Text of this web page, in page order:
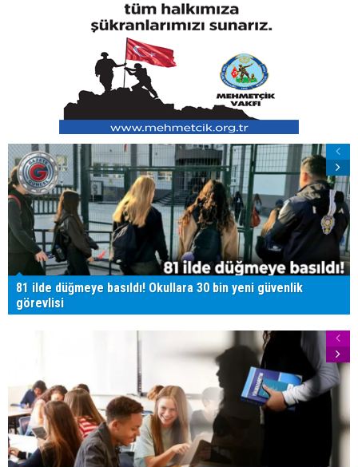
81 ilde düğmeye basıldı! Okullara 30 bin yeni güvenlik
görevlisi